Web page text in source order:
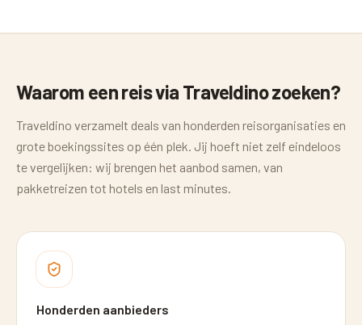
Waarom een reis via Traveldino zoeken?
Traveldino verzamelt deals van honderden reisorganisaties en
grote boekingssites op één plek. Jij hoeft niet zelf eindeloos
te vergelijken: wij brengen het aanbod samen, van
pakketreizen tot hotels en last minutes.
Honderden aanbieders